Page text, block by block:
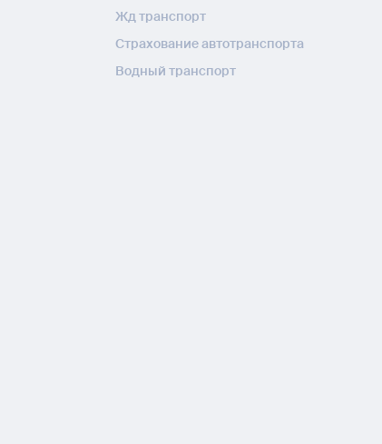
Жд транспорт
Страхование автотранспорта
Водный транспорт